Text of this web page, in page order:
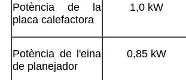
Potència de la
placa calefactora
1,0 kW
Potència de l'eina
de planejador
0,85 kW